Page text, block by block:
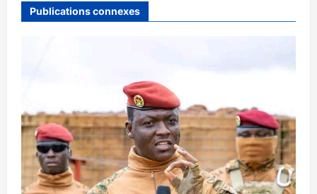
Publications connexes